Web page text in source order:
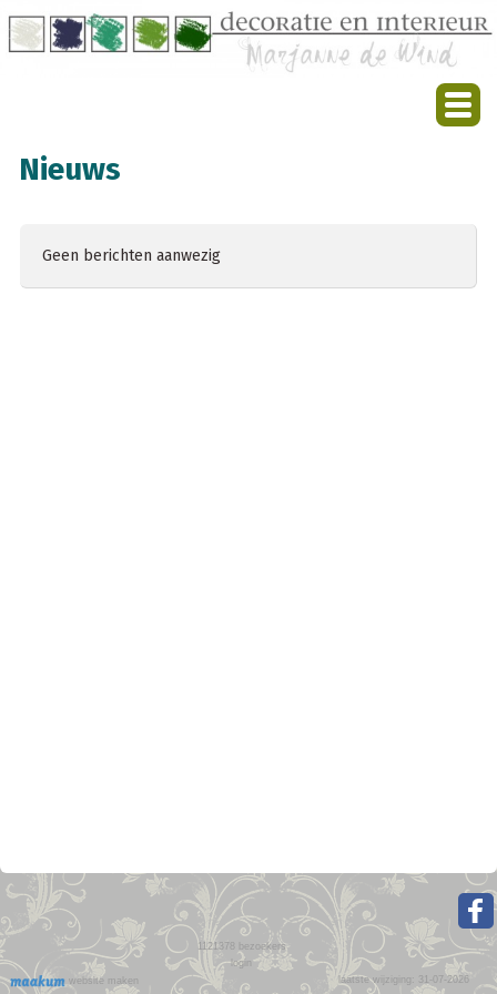
Nieuws
Geen berichten aanwezig
website maken
1121378
bezoekers
login
laatste wijziging: 31-07-2026